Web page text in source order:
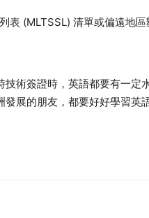
表 (MLTSSL) 清單或偏遠地
術簽證時，英語都要有一定
展的朋友，都要好好學習英語